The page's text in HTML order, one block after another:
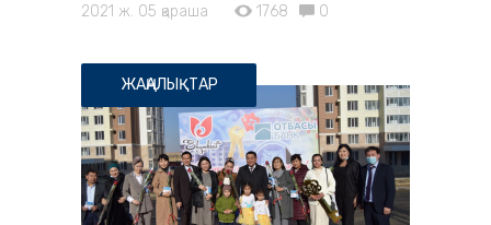
2021 ж. 05 қараша 1768 0
ЖАҢАЛЫҚТАР